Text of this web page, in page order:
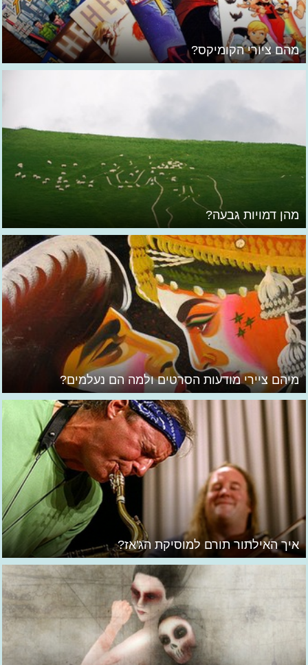
מהם ציורי הקומיקס?
מהן דמויות גבעה?
מיהם ציירי מודעות הסרטים ולמה הם נעלמים?
איך האילתור תורם למוסיקת הג'אז?